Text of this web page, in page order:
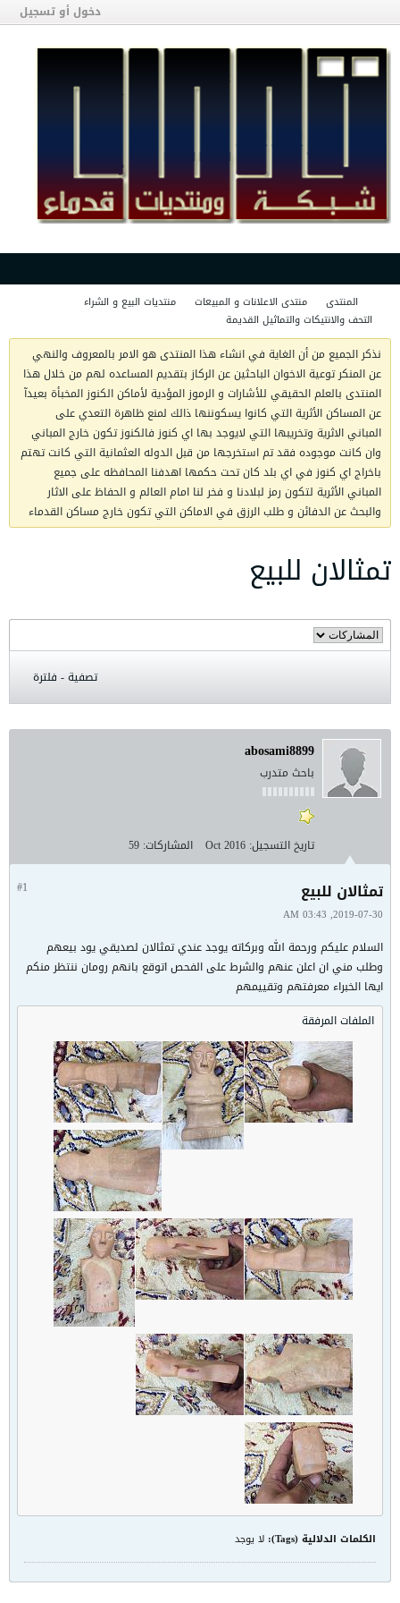
دخول أو تسجيل
المنتدى منتدى الاعلانات و المبيعات
منتديات البيع و الشراء
التحف والانتيكات والتماثيل القديمة
نذكر الجميع من أن الغاية في انشاء هذا المنتدى هو الامر بالمعروف والنهي
عن المنكر توعية الاخوان الباحثين عن الركاز بتقديم المساعده لهم من خلال هذا
المنتدى بالعلم الحقيقي للأشارات و الرموز المؤدية لأماكن الكنوز المخبأة بعيدآ
عن المساكن الأثرية التي كانوا يسكوننها ذالك لمنع ظاهرة التعدي على
المباني الاثرية وتخريبها التي لايوجد بها اي كنوز فالكنوز تكون خارج المباني
وان كانت موجوده فقد تم استخرجها من قبل الدوله العثمانية التي كانت تهتم
باخراج اي كنوز في اي بلد كان تحت حكمها اهدفنا المحافظه على جميع
المباني الأثرية لتكون رمز لبلادنا و فخر لنا امام العالم و الحفاظ على الاثار
والبحث عن الدفائن و طلب الرزق في الاماكن التي تكون خارج مساكن القدماء
تمثالان للبيع
تصفية - فلترة
abosami8899
باحث متدرب
تاريخ التسجيل: Oct 2016 المشاركات: 59
#1 تمثالان للبيع
2019-07-30, 03:43 AM
السلام عليكم ورحمة الله وبركاته يوجد عندي تمثالان لصديقي يود بيعهم
وطلب مني ان اعلن عنهم والشرط على الفحص اتوقع بانهم رومان ننتظر منكم
ايها الخبراء معرفتهم وتقييمهم
الملفات المرفقة
الكلمات الدلالية (Tags): لا يوجد